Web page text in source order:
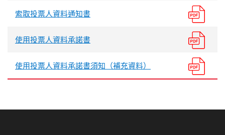
索取投票人資料通知書
使用投票人資料承諾書
使用投票人資料承諾書須知（補充資料）